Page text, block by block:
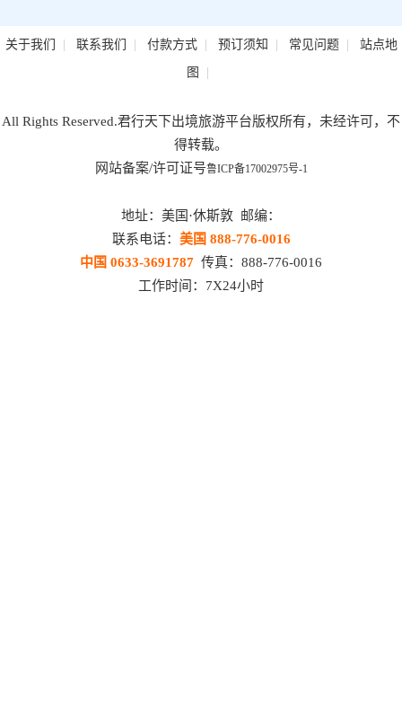
关于我们 | 联系我们 | 付款方式| 预订须知 | 常见问题| 站点地
图 |
All Rights Reserved.君行天下出境旅游平台版权所有，未经许可，不
得转载。
网站备案/许可证号鲁ICP备17002975号-1
地址：美国·休斯敦 邮编：
联系电话： 美国 888-776-0016
中国 0633-3691787 传真：888-776-0016
工作时间：7X24小时